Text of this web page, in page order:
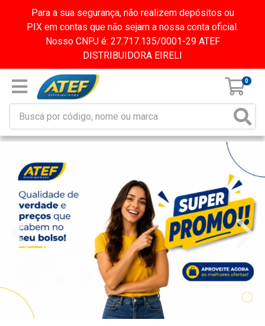
Para a sua segurança, não realizem depósitos ou
PIX em contas que não sejam a nossa conta oficial.
Nosso CNPJ é: 27.717.135/0001-29 ATEF
DISTRIBUIDORA EIRELI
0